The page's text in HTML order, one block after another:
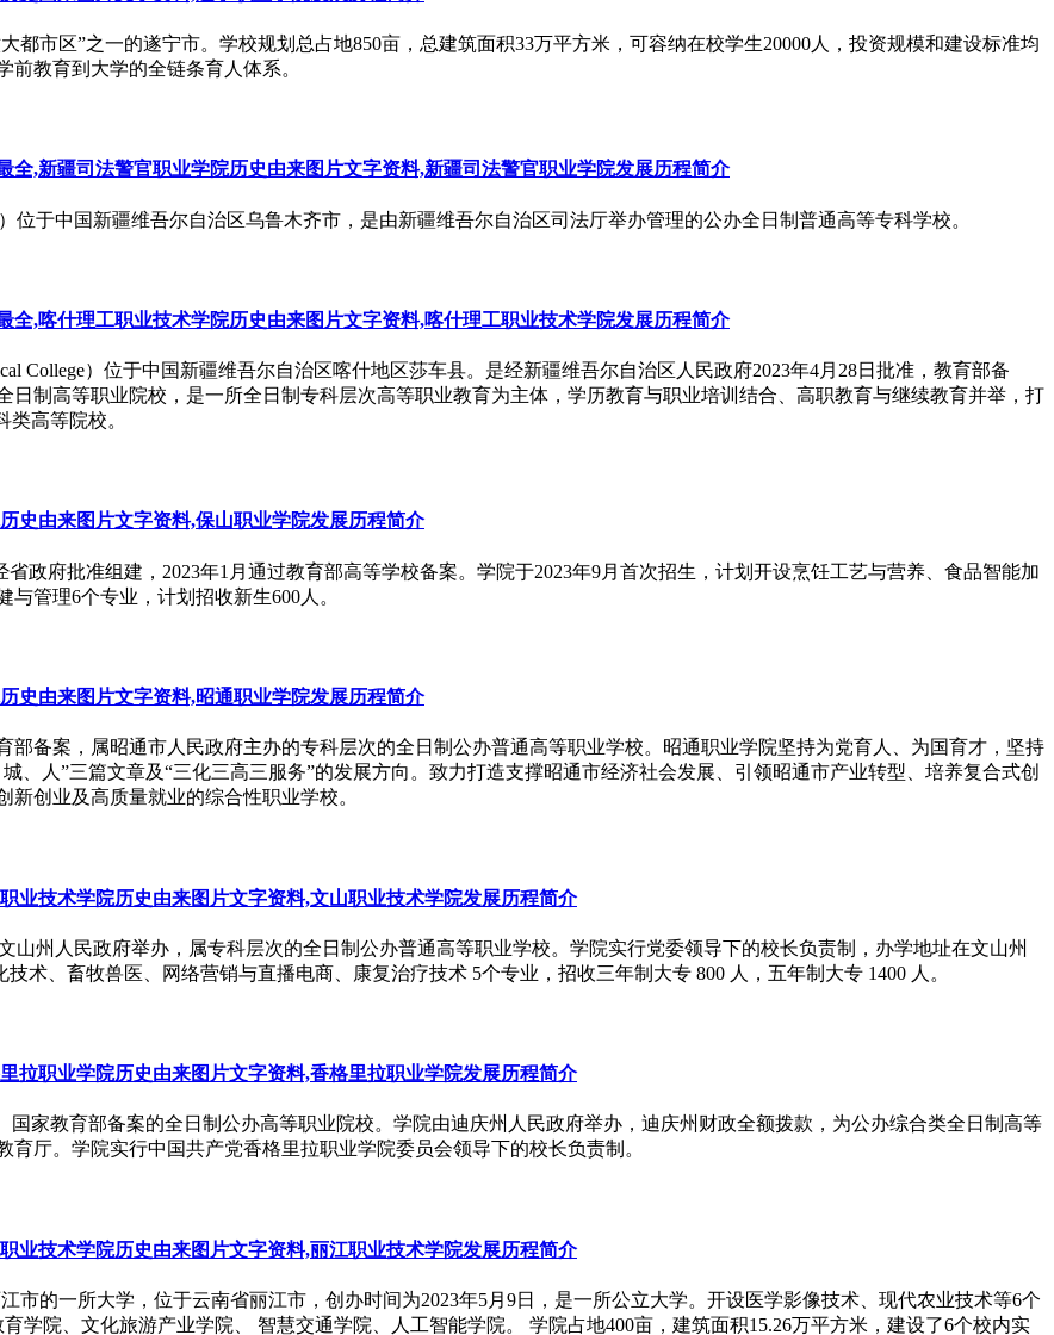
都市区”之一的遂宁市。学校规划总占地850亩，总建筑面积33万平方米，可容纳在校学生20000人，投资规模和建设标准均
教育到大学的全链条育人体系。
全,新疆司法警官职业学院历史由来图片文字资料,新疆司法警官职业学院发展历程简介
位于中国新疆维吾尔自治区乌鲁木齐市，是由新疆维吾尔自治区司法厅举办管理的公办全日制普通高等专科学校。
全,喀什理工职业技术学院历史由来图片文字资料,喀什理工职业技术学院发展历程简介
College）位于中国新疆维吾尔自治区喀什地区莎车县。是经新疆维吾尔自治区人民政府2023年4月28日批准，教育部备
制高等职业院校，是一所全日制专科层次高等职业教育为主体，学历教育与职业培训结合、高职教育与继续教育并举，打
高等院校。
史由来图片文字资料,保山职业学院发展历程简介
政府批准组建，2023年1月通过教育部高等学校备案。学院于2023年9月首次招生，计划开设烹饪工艺与营养、食品智能加
管理6个专业，计划招收新生600人。
史由来图片文字资料,昭通职业学院发展历程简介
部备案，属昭通市人民政府主办的专科层次的全日制公办普通高等职业学校。昭通职业学院坚持为党育人、为国育才，坚持
、人”三篇文章及“三化三高三服务”的发展方向。致力打造支撑昭通市经济社会发展、引领昭通市产业转型、培养复合式创
创业及高质量就业的综合性职业学校。
业技术学院历史由来图片文字资料,文山职业技术学院发展历程简介
文山州人民政府举办，属专科层次的全日制公办普通高等职业学校。学院实行党委领导下的校长负责制，办学地址在文山州
术、畜牧兽医、网络营销与直播电商、康复治疗技术 5个专业，招收三年制大专 800 人，五年制大专 1400 人。
拉职业学院历史由来图片文字资料,香格里拉职业学院发展历程简介
家教育部备案的全日制公办高等职业院校。学院由迪庆州人民政府举办，迪庆州财政全额拨款，为公办综合类全日制高等
厅。学院实行中国共产党香格里拉职业学院委员会领导下的校长负责制。
业技术学院历史由来图片文字资料,丽江职业技术学院发展历程简介
江市的一所大学，位于云南省丽江市，创办时间为2023年5月9日，是一所公立大学。开设医学影像技术、现代农业技术等6个
学院、文化旅游产业学院、 智慧交通学院、人工智能学院。 学院占地400亩，建筑面积15.26万平方米，建设了6个校内实